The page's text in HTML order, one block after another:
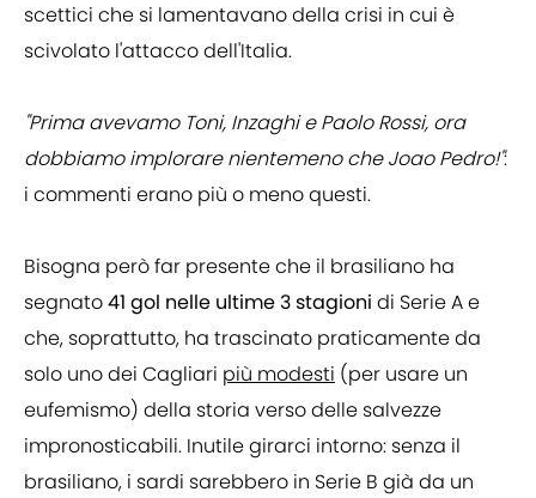
scettici che si lamentavano della crisi in cui è
scivolato l'attacco dell'Italia.
"Prima avevamo Toni, Inzaghi e Paolo Rossi, ora
dobbiamo implorare nientemeno che Joao Pedro!":
i commenti erano più o meno questi.
Bisogna però far presente che il brasiliano ha
segnato41 gol nelle ultime 3 stagioni di Serie A e
che, soprattutto, ha trascinato praticamente da
solo uno dei Cagliari più modesti (per usare un
eufemismo) della storia verso delle salvezze
impronosticabili. Inutile girarci intorno: senza il
brasiliano, i sardi sarebbero in Serie B già da un